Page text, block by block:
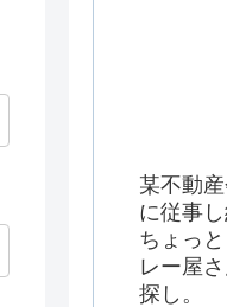
某不動
に従事し
ちょっ
レー屋
探し。